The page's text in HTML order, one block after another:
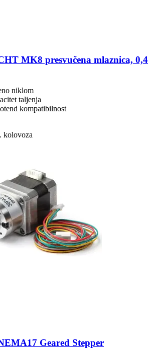
MK8 presvučena mlaznica, 0,4
niklom
taljenja
kompatibilnost
kolovoza
Geared Stepper